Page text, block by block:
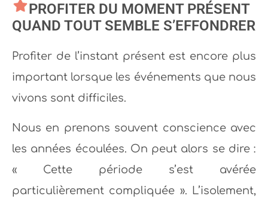
PROFITER DU MOMENT PRÉSENT
QUAND TOUT SEMBLE S’EFFONDRER
Profiter de l’instant présent est encore plus
important lorsque les événements que nous
vivons sont difficiles.
Nous en prenons souvent conscience avec
les années écoulées. On peut alors se dire :
« Cette période s’est avérée
particulièrement compliquée ». L’isolement,